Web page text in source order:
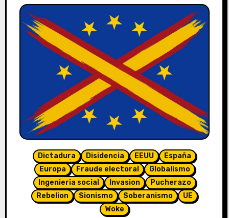
Dictadura Disidencia EEUU
España
Europa
Fraude electoral
Globalismo
Ingenieria social
Invasion
Pucherazo
Rebelion
Sionismo Soberanismo
UE
Woke